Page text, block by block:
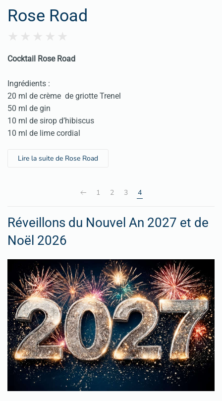
Rose Road
Cocktail Rose Road
Ingrédients :
20 ml de crème de griotte Trenel
50 ml de gin
10 ml de sirop d’hibiscus
10 ml de lime cordial
Lire la suite de Rose Road
1 2 3 4
Réveillons du Nouvel An 2027 et de
Noël 2026